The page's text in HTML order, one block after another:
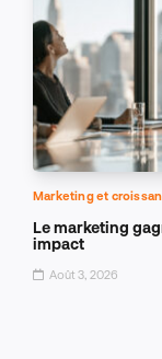
Marketing et
Le marketing
impact
Août 3, 2026